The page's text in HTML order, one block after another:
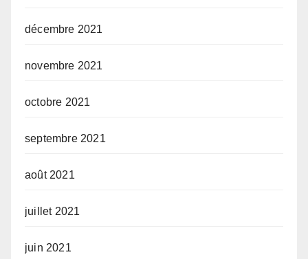
décembre 2021
novembre 2021
octobre 2021
septembre 2021
août 2021
juillet 2021
juin 2021